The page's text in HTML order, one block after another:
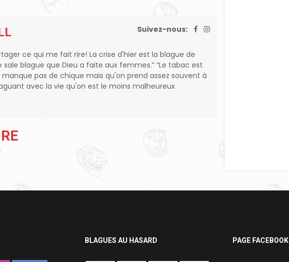
Suivez-nous:
ce qui me fait rire! La crise d'hier est la blague de
sale blague que Dieu a faite aux femmes.” “Le tabac est
pas de chique mais qu'on prend assez souvent à
avec la vie qu'on est le moins malheureux
BLAGUES AU HASARD PAGE FACEBOOK